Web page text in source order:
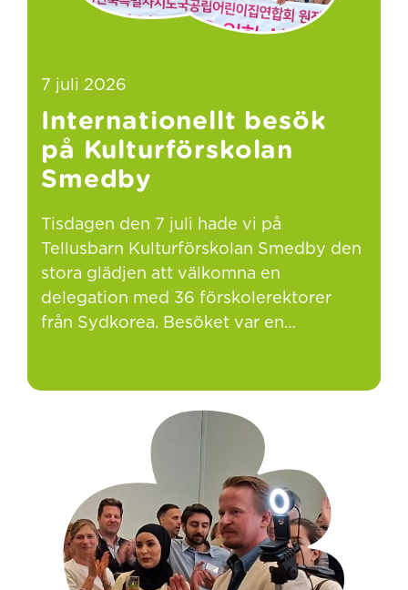
7 juli 2026
Internationellt besök
på Kulturförskolan
Smedby
Tisdagen den 7 juli hade vi på
Tellusbarn Kulturförskolan Smedby den
stora glädjen att välkomna en
delegation med 36 förskolerektorer
från Sydkorea. Besöket var en…